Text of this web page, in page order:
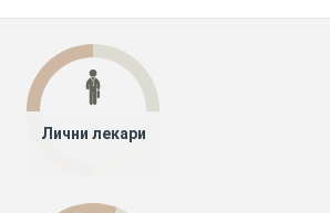
Лични лекари